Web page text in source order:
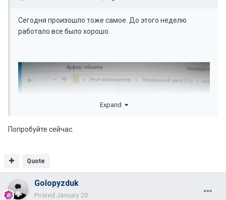
Сегодня произошло тоже самое. До этого неделю
работало все было хорошо.
Expand
Попробуйте сейчас.
Quote
Golopyzduk
Posted January 20